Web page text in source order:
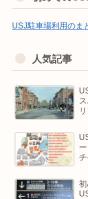
USJ駐車場利用のま
人気記事